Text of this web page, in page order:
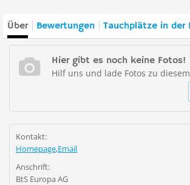
Über Bewertungen Tauchplätze in der
Hier gibt es noch keine Fotos!
Hilf uns und lade Fotos zu
Kontakt:
Homepage,Email
Anschrift:
BtS Europa AG